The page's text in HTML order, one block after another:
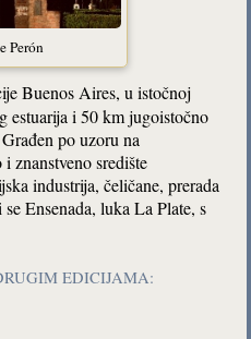
Perón
Buenos Aires, u istočnoj
estuarija i 50 km jugoistočno
po uzoru na
znanstveno središte
industrija, čeličane, prerada
Ensenada, luka La Plate, s
EDICIJAMA: